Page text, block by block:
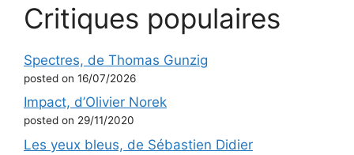
Critiques populaires
Spectres, de Thomas Gunzig
posted on 16/07/2026
Impact, d’Olivier Norek
posted on 29/11/2020
Les yeux bleus, de Sébastien Didier